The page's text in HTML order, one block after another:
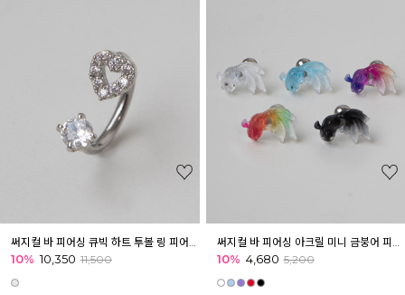
써지컬 바 피어싱 큐빅 하트 투볼 링 피어싱 귓볼 귓바퀴 아웃컨츠
10% 10,350 11,500
써지컬 바 피어싱 아크릴 미니 금붕어 피어싱 귓볼 귓바퀴 아웃컨츠
10% 4,680 5,200